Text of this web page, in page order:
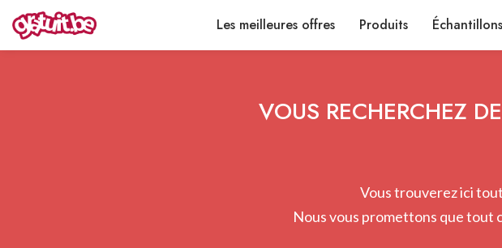
Les meilleures offres Produits Échantillons
VOUS RECHERCHEZ
Vous trouverez ici
Nous vous promettons que tout